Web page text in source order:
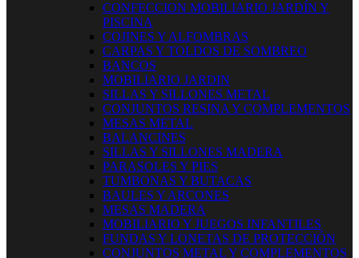
CONFECCION MOBILIARIO JARDÍN Y
PISCINA
COJINES Y ALFOMBRAS
CARPAS Y TOLDOS DE SOMBREO
BANCOS
MOBILIARIO JARDIN
SILLAS Y SILLONES METAL
CONJUNTOS RESINA Y COMPLEMENTOS
MESAS METAL
BALANCINES
SILLAS Y SILLONES MADERA
PARASOLES Y PIES
TUMBONAS Y BUTACAS
BAULES Y ARCONES
MESAS MADERA
MOBILIARIO Y JUEGOS INFANTILES
FUNDAS Y LONETAS DE PROTECCIÓN
CONJUNTOS METAL Y COMPLEMENTOS